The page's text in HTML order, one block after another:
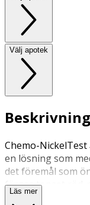
Välj apotek
Beskrivning
Chemo-
en lösning som
det föremål som
färgas topset röd-
rosa till mörkt röd
Läs mer